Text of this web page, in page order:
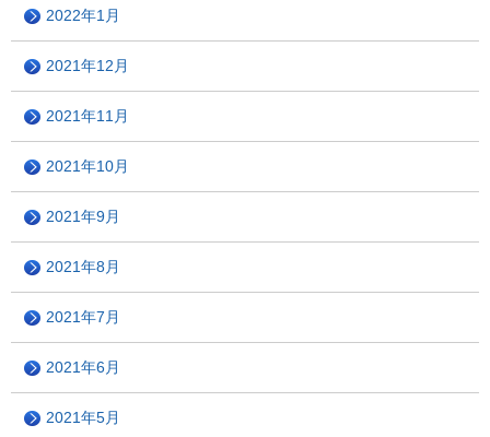
2022年1月
2021年12月
2021年11月
2021年10月
2021年9月
2021年8月
2021年7月
2021年6月
2021年5月